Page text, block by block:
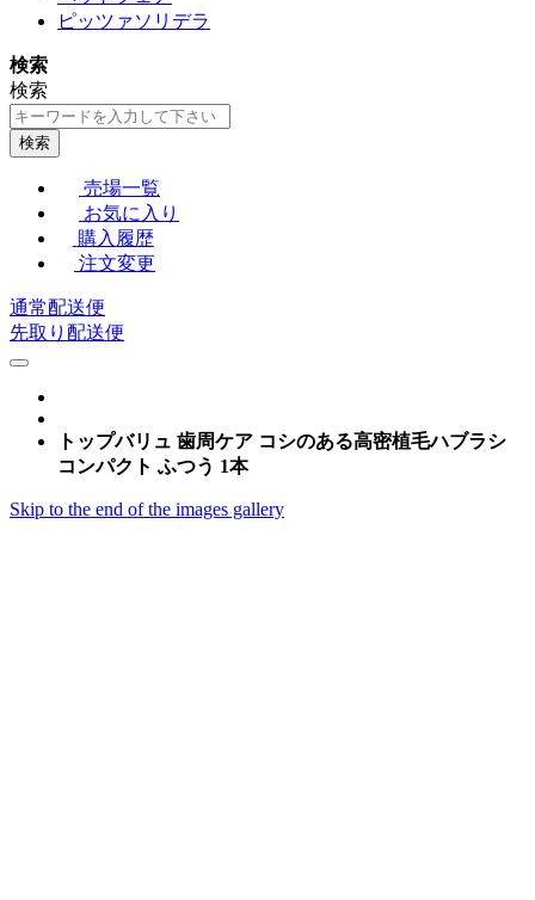
ピッツァソリデラ
検索
検索
検索
売場一覧
お気に入り
購入履歴
注文変更
通常配送便
先取り配送便
トップバリュ 歯周ケア コシのある高密植毛ハブラシ
コンパクト ふつう 1本
Skip to the end of the images gallery